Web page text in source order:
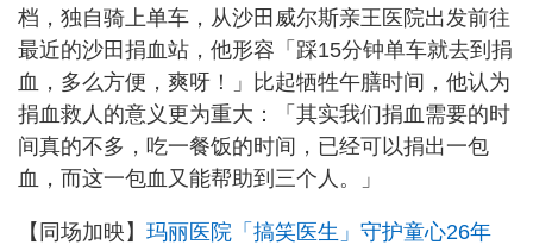
档，独自骑上单车，从沙田威尔斯亲王医院出发前往
最近的沙田捐血站，他形容「踩15分钟单车就去到捐
血，多么方便，爽呀！」比起牺牲午膳时间，他认为
捐血救人的意义更为重大：「其实我们捐血需要的时
间真的不多，吃一餐饭的时间，已经可以捐出一包
血，而这一包血又能帮助到三个人。」
【同场加映】 玛丽医院「搞笑医生」守护童心26年